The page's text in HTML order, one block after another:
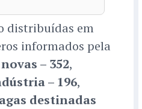
distribuídas em
informados pela
– 352,
– 196,
destinadas